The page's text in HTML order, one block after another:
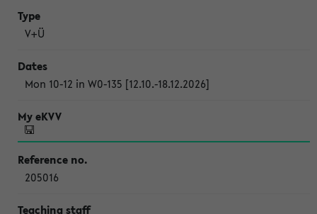
V+Ü
Mon 10-12 in W0-135 [12.10.-18.12.2026]
205016